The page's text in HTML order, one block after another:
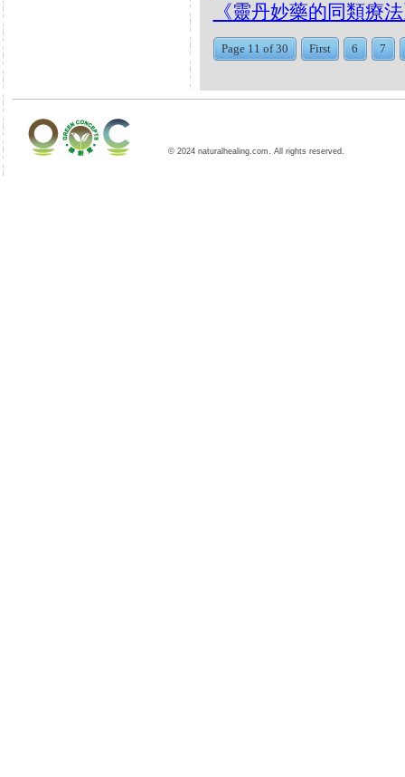
《靈丹妙藥的同類療
Page 11 of 30 First 6 7
© 2024 naturalhealing.com. All rights reserved.